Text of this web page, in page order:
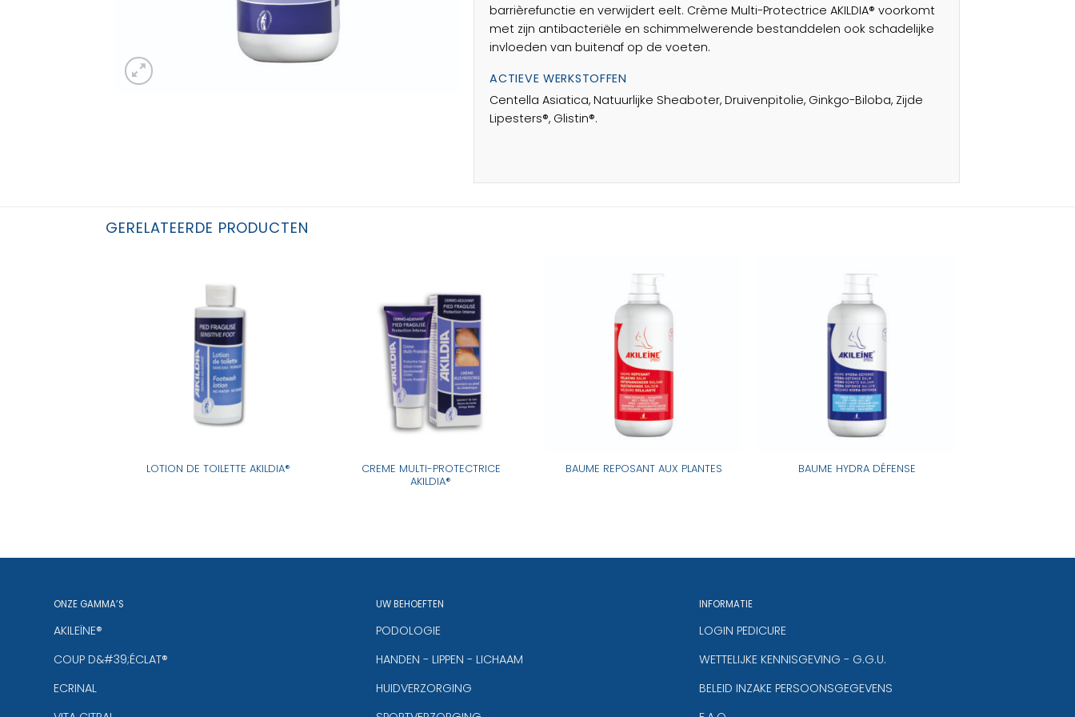
barrièrefunctie en verwijdert eelt. Crème Multi-Protectrice AKILDIA® voorkomt
met zijn antibacteriële en schimmelwerende bestanddelen ook schadelijke
invloeden van buitenaf op de voeten.
ACTIEVE WERKSTOFFEN
Centella Asiatica, Natuurlijke Sheaboter, Druivenpitolie, Ginkgo-Biloba, Zijde
Lipesters®, Glistin®.
GERELATEERDE PRODUCTEN
LOTION DE TOILETTE AKILDIA®
CREME MULTI-PROTECTRICE
AKILDIA®
BAUME REPOSANT AUX PLANTES BAUME HYDRA DÉFENSE
ONZE GAMMA’S
AKILEÏNE®
COUP D&#39;ÉCLAT®
ECRINAL
UW BEHOEFTEN
PODOLOGIE
HANDEN - LIPPEN - LICHAAM
HUIDVERZORGING
INFORMATIE
LOGIN PEDICURE
WETTELIJKE KENNISGEVING - G.G.U.
BELEID INZAKE PERSOONSGEGEVENS